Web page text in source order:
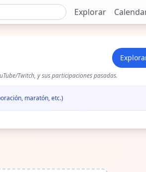
Explorar
Twitch, y sus participaciones pasadas.
maratón, etc.)